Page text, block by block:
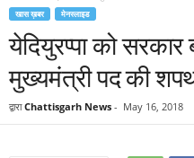
खास ख़बर मेनस्लाइड
येदियुरप्पा को
मुख्यमंत्री पद की
द्वारा Chattisgarh News - May 16, 2018